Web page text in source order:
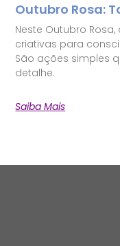
Outubro Rosa:
Neste Outubro
criativas para
São ações simples
detalhe.
Saiba Mais